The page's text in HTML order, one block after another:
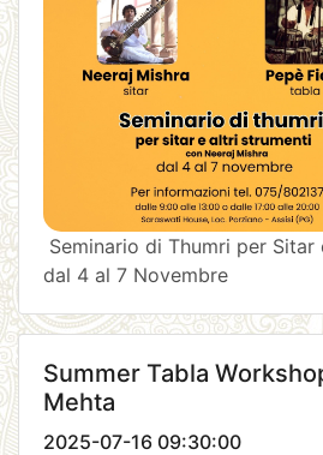
Seminario di Thumri per
dal 4 al 7 Novembre
Summer Tabla
Mehta
2025-07-16 09:30:00